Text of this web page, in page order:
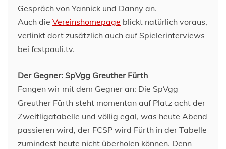
Gespräch von Yannick und Danny an.
Auch die Vereinshomepage blickt natürlich voraus,
verlinkt dort zusätzlich auch auf Spielerinterviews
bei fcstpauli.tv.
Der Gegner: SpVgg Greuther Fürth
Fangen wir mit dem Gegner an: Die SpVgg
Greuther Fürth steht momentan auf Platz acht der
Zweitligatabelle und völlig egal, was heute Abend
passieren wird, der FCSP wird Fürth in der Tabelle
zumindest heute nicht überholen können. Denn